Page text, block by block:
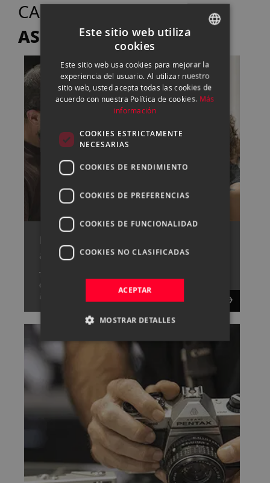
CASANOVA FOTOTE
ASESORA
asesores
Tenemos un gran equipo capaz de resolver cualquier
duda que tengas sobre fotografía y vídeo,
¡consúltanos!.
ENGLISH
CATALAN
Este sitio web utiliza
cookies
Este sitio web usa cookies para mejorar la
experiencia del usuario. Al utilizar nuestro
sitio web, usted acepta todas las cookies de
acuerdo con nuestra Política de cookies. Más
información
COOKIES ESTRICTAMENTE
NECESARIAS
COOKIES DE RENDIMIENTO
COOKIES DE PREFERENCIAS
COOKIES DE FUNCIONALIDAD
COOKIES NO CLASIFICADAS
ACEPTAR
MOSTRAR DETALLES